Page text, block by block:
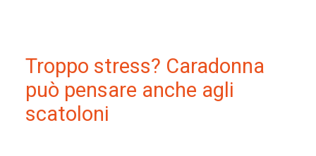
Troppo stress? Caradonna
può pensare anche agli
scatoloni